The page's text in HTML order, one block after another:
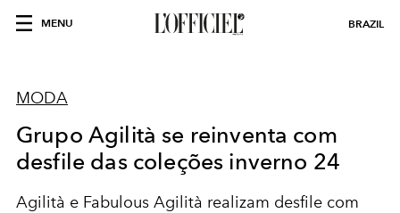
MENU BRAZIL
MODA
Grupo Agilità se reinventa com
desfile das coleções inverno 24
Agilità e Fabulous Agilità realizam desfile com